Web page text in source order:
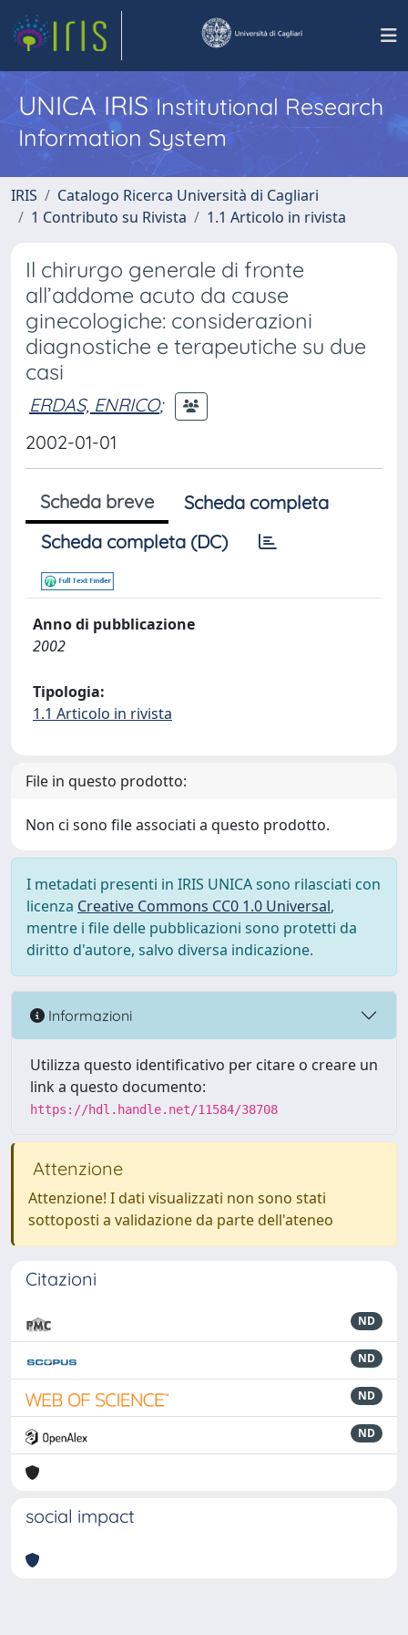
UNICA IRISInstitutional Research
Information System
IRIS
Catalogo Ricerca Università di Cagliari
1 Contributo su Rivista
1.1 Articolo in rivista
Il chirurgo generale di fronte
all’addome acuto da cause
ginecologiche: considerazioni
diagnostiche e terapeutiche su due
casi
ERDAS, ENRICO;
2002-01-01
Scheda breve
Scheda completa
Scheda completa (DC)
Anno di pubblicazione
2002
Tipologia:
1.1 Articolo in rivista
File in questo prodotto:
Non ci sono file associati a questo prodotto.
I metadati presenti in IRIS UNICA sono rilasciati con
licenza Creative Commons CC0 1.0 Universal,
mentre i file delle pubblicazioni sono protetti da
diritto d'autore, salvo diversa indicazione.
Informazioni
Utilizza questo identificativo per citare o creare un
link a questo documento:
https://hdl.handle.net/11584/38708
Attenzione
Attenzione! I dati visualizzati non sono stati
sottoposti a validazione da parte dell'ateneo
Citazioni
ND
ND
ND
ND
social impact